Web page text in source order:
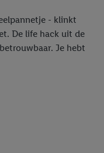
- klinkt
De life hack uit de
Je hebt